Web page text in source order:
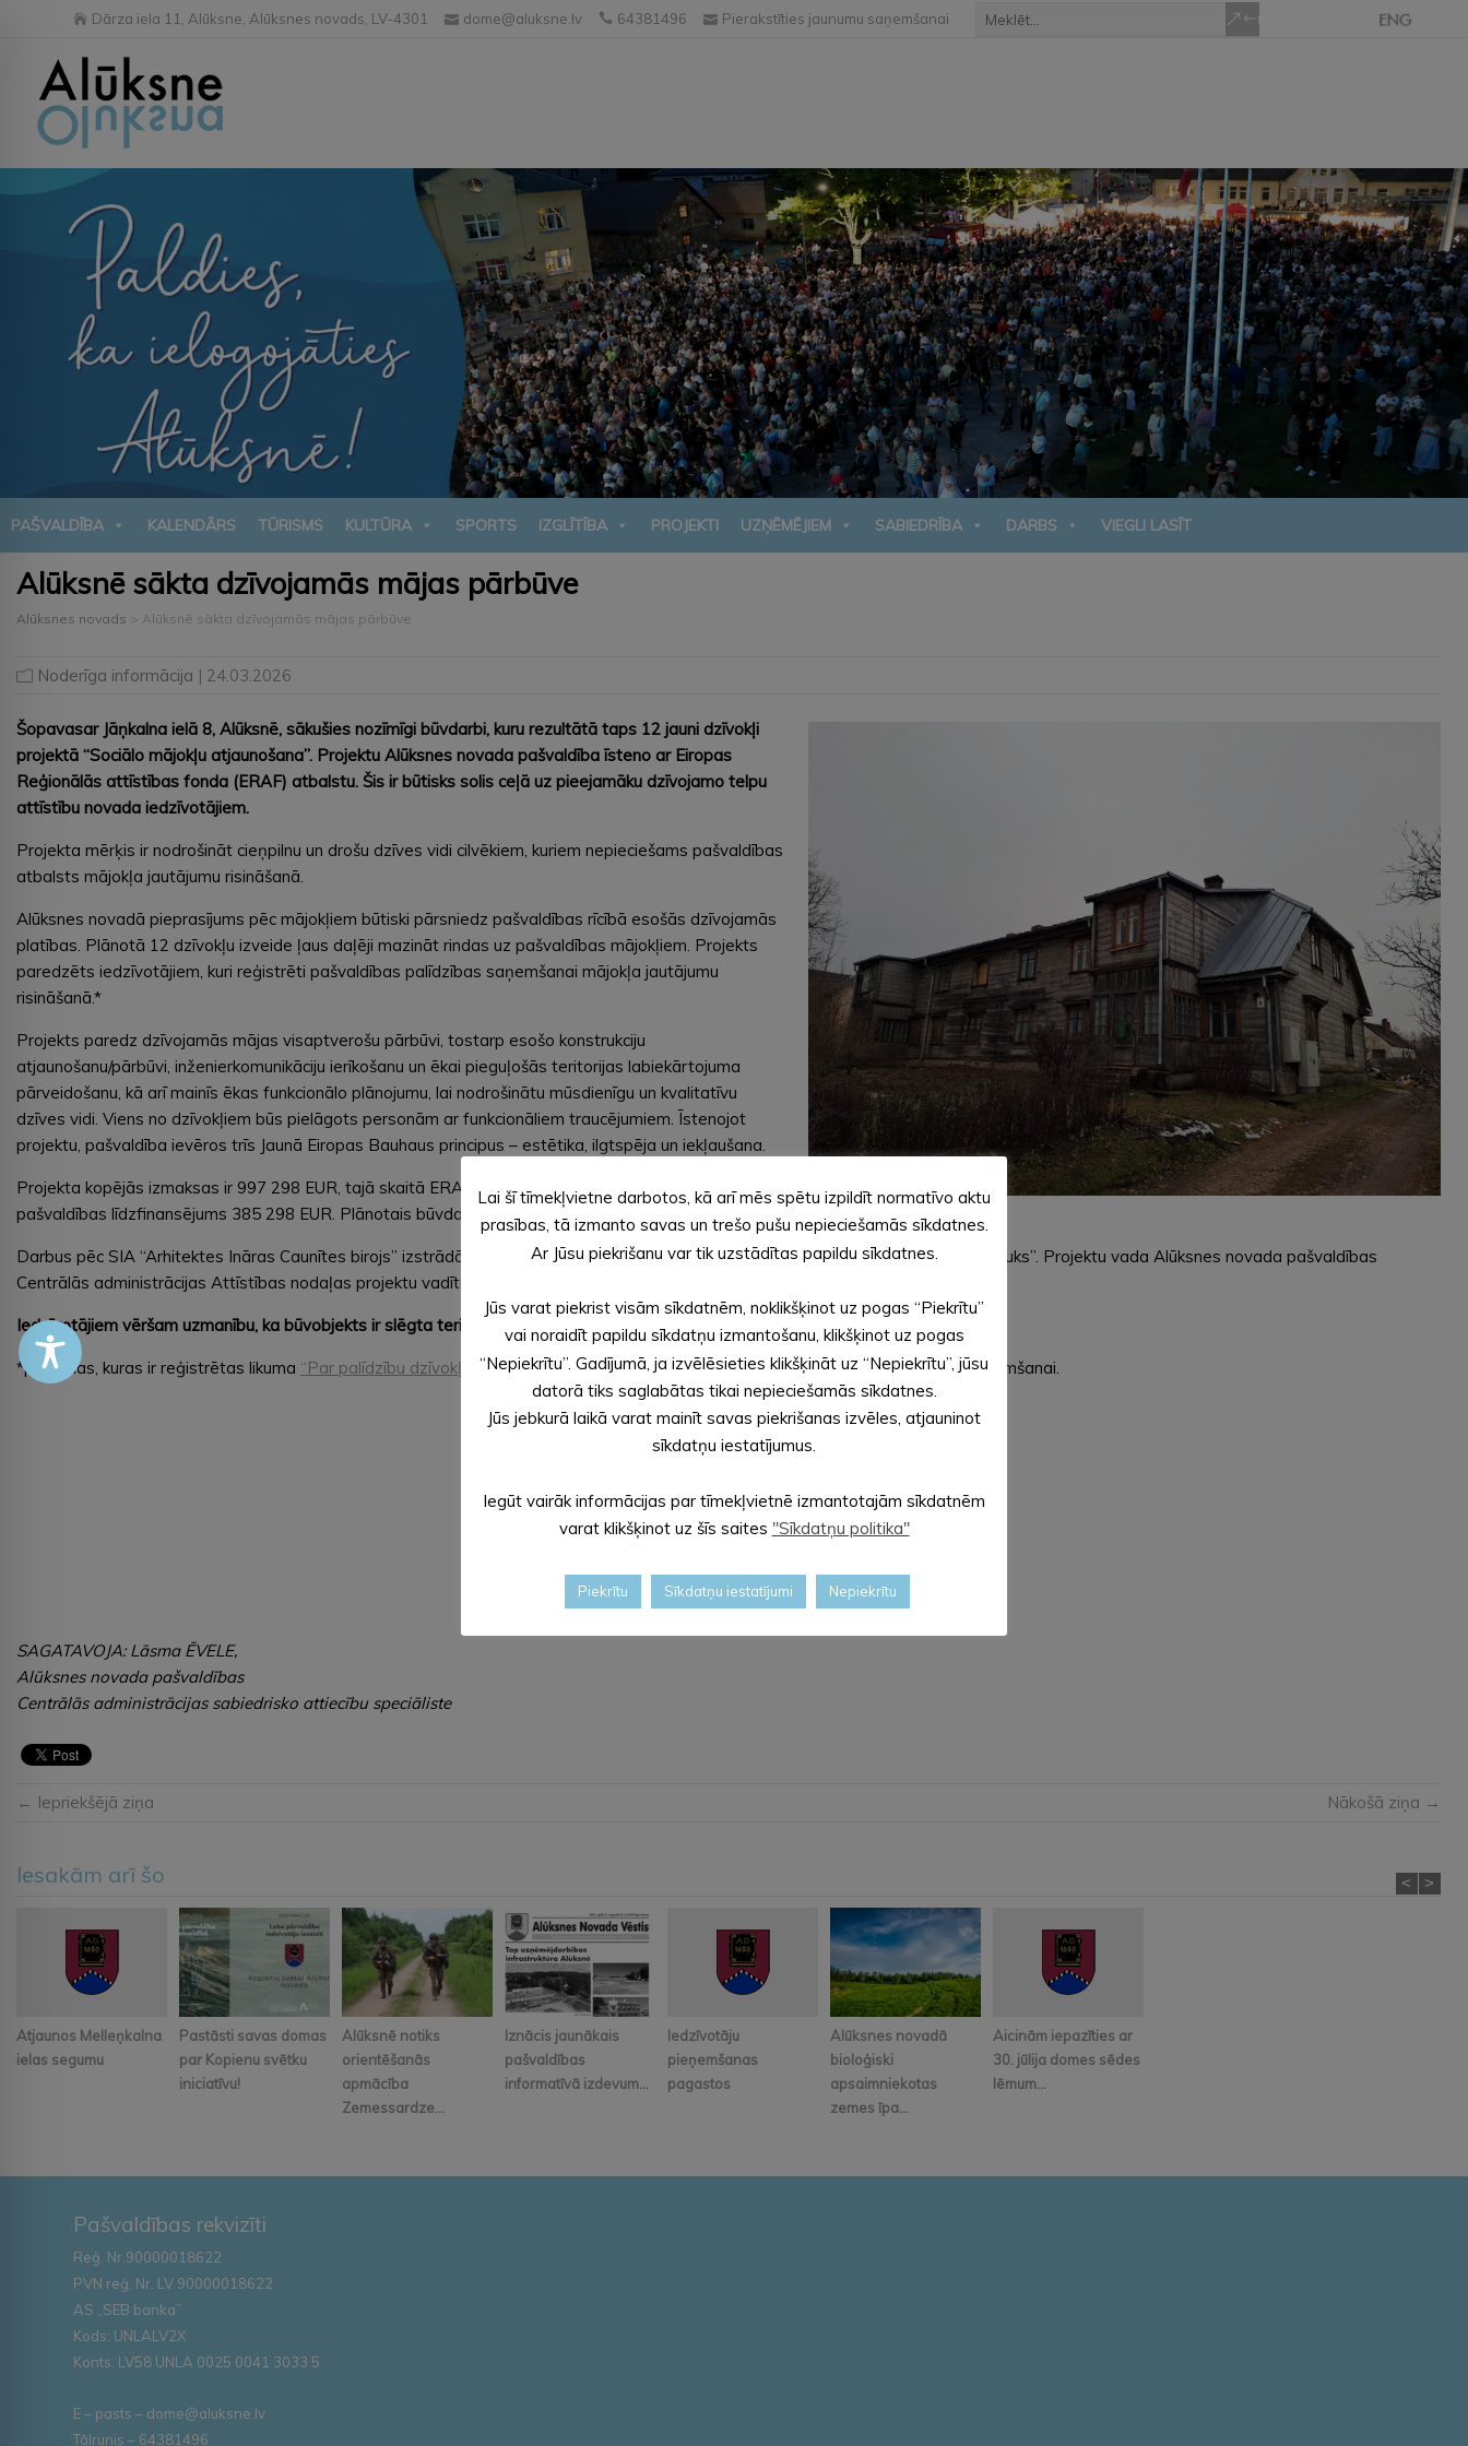
Dārza iela 11, Alūksne, Alūksnes novads, LV-4301 dome@aluksne.lv 64381496 Pierakstīties jaunumu saņemšanai
PAŠVALDĪBA KALENDĀRS TŪRISMS KULTŪRA SPORTS IZGLĪTĪBA PROJEKTI UZŅĒMĒJIEM SABIEDRĪBA DARBS VIEGLI LASĪT
Alūksnē sākta dzīvojamās mājas pārbūve
Alūksnes novads > Alūksnē sākta dzīvojamās mājas pārbūve
Noderīga informācija | 24.03.2026
Šopavasar Jāņkalna ielā 8, Alūksnē, sākušies nozīmīgi būvdarbi, kuru rezultātā taps 12 jauni dzīvokļi
projektā “Sociālo mājokļu atjaunošana”. Projektu Alūksnes novada pašvaldība īsteno ar Eiropas
Reģionālās attīstības fonda (ERAF) atbalstu. Šis ir būtisks solis ceļā uz pieejamāku dzīvojamo telpu
attīstību novada iedzīvotājiem.
Projekta mērķis ir nodrošināt cieņpilnu un drošu dzīves vidi cilvēkiem, kuriem nepieciešams pašvaldības
atbalsts mājokļa jautājumu risināšanā.
Alūksnes novadā pieprasījums pēc mājokļiem būtiski pārsniedz pašvaldības rīcībā esošās dzīvojamās
platības. Plānotā 12 dzīvokļu izveide ļaus daļēji mazināt rindas uz pašvaldības mājokļiem. Projekts
paredzēts iedzīvotājiem, kuri reģistrēti pašvaldības palīdzības saņemšanai mājokļa jautājumu
risināšanā.*
Projekts paredz dzīvojamās mājas visaptverošu pārbūvi, tostarp esošo konstrukciju
atjaunošanu/pārbūvi, inženierkomunikāciju ierīkošanu un ēkai pieguļošās teritorijas labiekārtojuma
pārveidošanu, kā arī mainīs ēkas funkcionālo plānojumu, lai nodrošinātu mūsdienīgu un kvalitatīvu
dzīves vidi. Viens no dzīvokļiem būs pielāgots personām ar funkcionāliem traucējumiem. Īstenojot
projektu, pašvaldība ievēros trīs Jaunā Eiropas Bauhaus principus – estētika, ilgtspēja un iekļaušana.
Projekta kopējās izmaksas ir 997 298 EUR, tajā skaitā ERAF finansējums 612 000 EUR un
pašvaldības līdzfinansējums 385 298 EUR. Plānotais būvdarbu īstenošanas ilgums 12 mēneši.
Darbus pēc SIA “Arhitektes Ināras Caunītes birojs” izstrādātā būvprojekta veic SIA “ACK būve”, būvuzraudzību nodrošina SIA “Marčuks”. Projektu vada Alūksnes novada pašvaldības
Centrālās administrācijas Attīstības nodaļas projektu vadītāja Kristīne Risberga.
Iedzīvotājiem vēršam uzmanību, ka būvobjekts ir slēgta teritorija un nepiederošām personām tajā uzturēties nav atļauts.
*personas, kuras ir reģistrētas likuma “Par palīdzību dzīvokļu jautājumu risināšanā”3. panta 1. un 2. punktā minētās palīdzības saņemšanai.
SAGATAVOJA: Lāsma ĒVELE,
Alūksnes novada pašvaldības
Centrālās administrācijas sabiedrisko attiecību speciāliste
← Iepriekšējā ziņa Nākošā ziņa →
Iesakām arī šo
Atjaunos Melleņkalna
ielas segumu
Pastāsti savas domas
par Kopienu svētku
iniciatīvu!
Alūksnē notiks
orientēšanās
apmācība
Zemessardze...
Iznācis jaunākais
pašvaldības
informatīvā izdevum...
Iedzīvotāju
pieņemšanas
pagastos
Alūksnes novadā
bioloģiski
apsaimniekotas
zemes īpa...
Aicinām iepazīties ar
30. jūlija domes sēdes
lēmum...
< >
Pašvaldības rekvizīti
Reģ. Nr.90000018622
PVN reģ. Nr. LV 90000018622
AS „SEB banka”
Kods: UNLALV2X
Konts: LV58 UNLA 0025 0041 3033 5
E – pasts – dome@aluksne.lv
Tālrunis – 64381496
Lai šī tīmekļvietne darbotos, kā arī mēs spētu izpildīt normatīvo aktu
prasības, tā izmanto savas un trešo pušu nepieciešamās sīkdatnes.
Ar Jūsu piekrišanu var tik uzstādītas papildu sīkdatnes.
Jūs varat piekrist visām sīkdatnēm, noklikšķinot uz pogas “Piekrītu”
vai noraidīt papildu sīkdatņu izmantošanu, klikšķinot uz pogas
“Nepiekrītu”. Gadījumā, ja izvēlēsieties klikšķināt uz “Nepiekrītu”, jūsu
datorā tiks saglabātas tikai nepieciešamās sīkdatnes.
Jūs jebkurā laikā varat mainīt savas piekrišanas izvēles, atjauninot
sīkdatņu iestatījumus.
Iegūt vairāk informācijas par tīmekļvietnē izmantotajām sīkdatnēm
varat klikšķinot uz šīs saites "Sīkdatņu politika"
Piekrītu Sīkdatņu iestatījumi Nepiekrītu